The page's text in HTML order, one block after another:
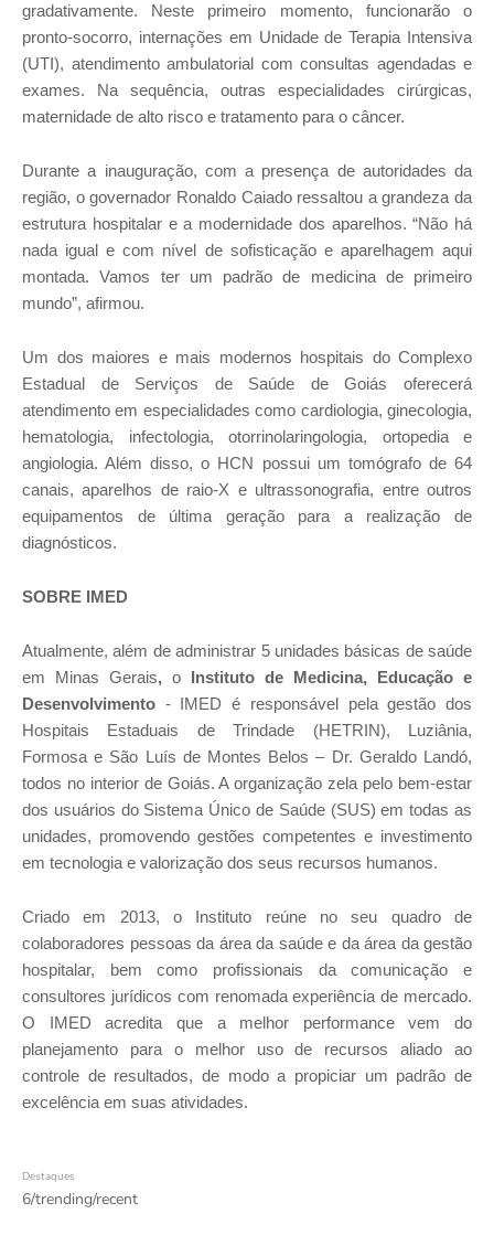
gradativamente. Neste primeiro momento, funcionarão o
pronto-socorro, internações em Unidade de Terapia Intensiva
(UTI), atendimento ambulatorial com consultas agendadas e
exames. Na sequência, outras especialidades cirúrgicas,
maternidade de alto risco e tratamento para o câncer.
Durante a inauguração, com a presença de autoridades da
região, o governador Ronaldo Caiado ressaltou a grandeza da
estrutura hospitalar e a modernidade dos aparelhos. “Não há
nada igual e com nível de sofisticação e aparelhagem aqui
montada. Vamos ter um padrão de medicina de primeiro
mundo”, afirmou.
Um dos maiores e mais modernos hospitais do Complexo
Estadual de Serviços de Saúde de Goiás oferecerá
atendimento em especialidades como cardiologia, ginecologia,
hematologia, infectologia, otorrinolaringologia, ortopedia e
angiologia. Além disso, o HCN possui um tomógrafo de 64
canais, aparelhos de raio-X e ultrassonografia, entre outros
equipamentos de última geração para a realização de
diagnósticos.
SOBRE IMED
Atualmente, além de administrar 5 unidades básicas de saúde
em Minas Gerais, o Instituto de Medicina, Educação e
Desenvolvimento - IMED é responsável pela gestão dos
Hospitais Estaduais de Trindade (HETRIN), Luziânia,
Formosa e São Luís de Montes Belos – Dr. Geraldo Landó,
todos no interior de Goiás. A organização zela pelo bem-estar
dos usuários do Sistema Único de Saúde (SUS) em todas as
unidades, promovendo gestões competentes e investimento
em tecnologia e valorização dos seus recursos humanos.
Criado em 2013, o Instituto reúne no seu quadro de
colaboradores pessoas da área da saúde e da área da gestão
hospitalar, bem como profissionais da comunicação e
consultores jurídicos com renomada experiência de mercado.
O IMED acredita que a melhor performance vem do
planejamento para o melhor uso de recursos aliado ao
controle de resultados, de modo a propiciar um padrão de
excelência em suas atividades.
Destaques
6/trending/recent